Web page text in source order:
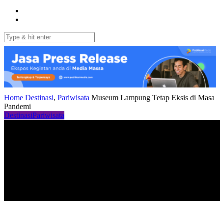
Home Destinasi, Pariwisata Museum Lampung Tetap Eksis di Masa
Pandemi
DestinasiPariwisata